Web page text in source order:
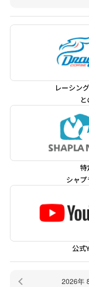
売りた
買
レーシン
特
シャ
公式
2026年